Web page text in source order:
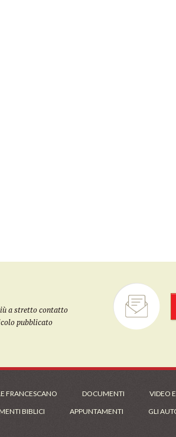
a stretto contatto
pubblicato
FRANCESCANO DOCUMENTI VIDEO
BIBLICI APPUNTAMENTI GLI